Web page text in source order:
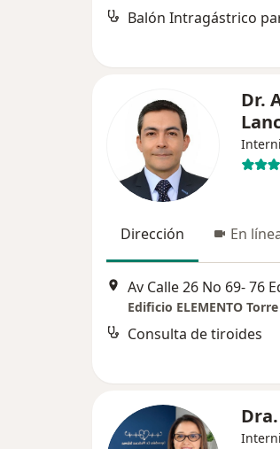
Dr.
Dirección En
Edificio ELEMENTO
Consulta de tiroides